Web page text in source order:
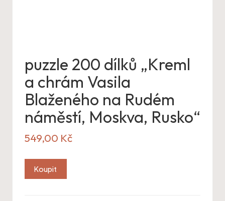
puzzle 200 dílků „Kreml
a chrám Vasila
Blaženého na Rudém
náměstí, Moskva, Rusko“
549,00 Kč
Koupit